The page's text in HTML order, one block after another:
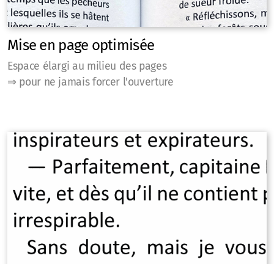
Mise en page optimisée
Espace élargi au milieu des pages
⇒ pour ne jamais forcer l'ouverture